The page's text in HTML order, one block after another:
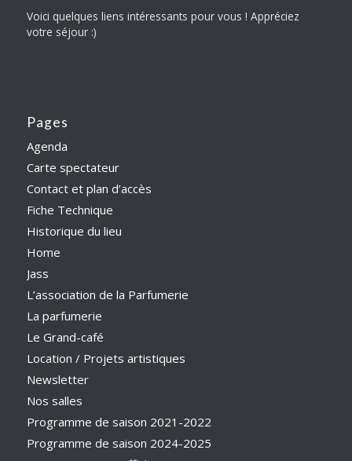
Voici quelques liens intéressants pour vous ! Appréciez
votre séjour :)
Pages
Agenda
Carte spectateur
Contact et plan d’accès
Fiche Technique
Historique du lieu
Home
Jass
L’association de la Parfumerie
La parfumerie
Le Grand-café
Location / Projets artistiques
Newsletter
Nos salles
Programme de saison 2021-2022
Programme de saison 2024-2025